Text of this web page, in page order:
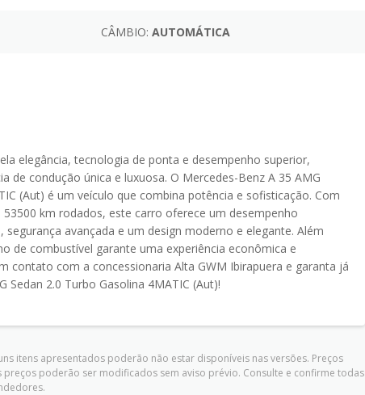
CÂMBIO: AUTOMÁTICA
elegância, tecnologia de ponta e desempenho superior,
de condução única e luxuosa. O Mercedes-Benz A 35 AMG
(Aut) é um veículo que combina potência e sofisticação. Com
km rodados, este carro oferece um desempenho
avançada e um design moderno e elegante. Além
de combustível garante uma experiência econômica e
contato com a concessionaria Alta GWM Ibirapuera e garanta já
Sedan 2.0 Turbo Gasolina 4MATIC (Aut)!
itens apresentados poderão não estar disponíveis nas versões. Preços
preços poderão ser modificados sem aviso prévio. Consulte e confirme todas